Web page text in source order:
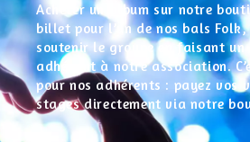
Acheter un album sur notre
billet pour l’un de nos bals Folk,
soutenir le groupe en faisant un
adhérant à notre association.
pour nos adhérents : payez vos
stages directement via notre